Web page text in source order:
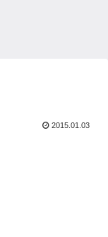
2015.01.03